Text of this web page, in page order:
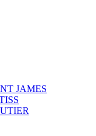
JAMES